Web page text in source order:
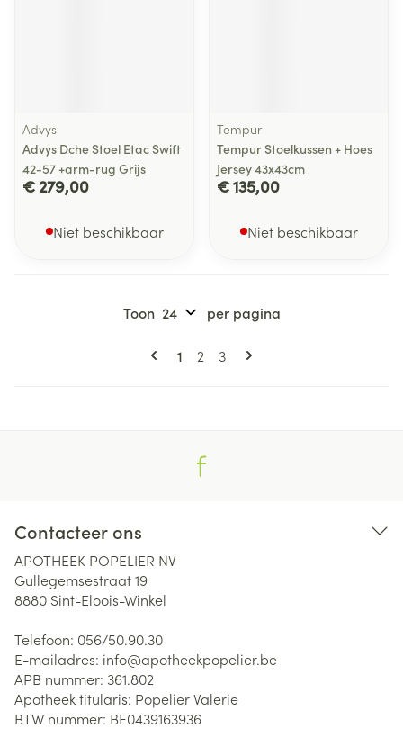
Advys
Advys Dche Stoel Etac Swift
42-57 +arm-rug Grijs
€ 279,00
Niet beschikbaar
Tempur
Tempur Stoelkussen + Hoes
Jersey 43x43cm
€ 135,00
Niet beschikbaar
Pagina's
U lees momenteel pagina
1 Pagina
2 Pagina
3
Toon per pagina
Contacteer ons
APOTHEEK POPELIER NV
Gullegemsestraat 19
8880 Sint-Eloois-Winkel
Telefoon: 056/50.90.30
E-mailadres: info@apotheekpopelier.be
APB nummer: 361.802
Apotheek titularis: Popelier Valerie
BTW nummer: BE0439163936